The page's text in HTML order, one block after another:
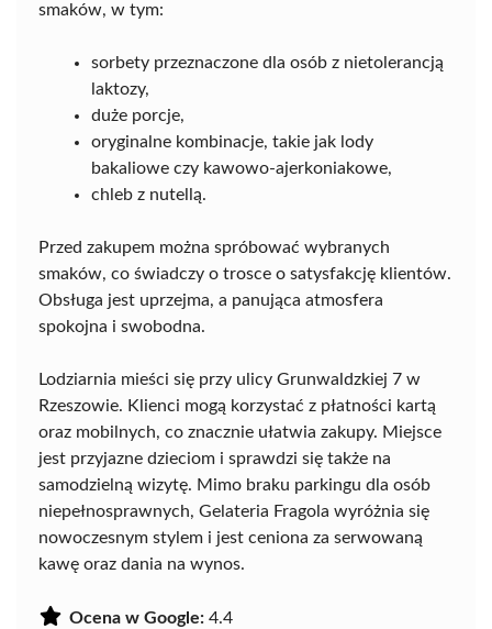
smaków, w tym:
sorbety przeznaczone dla osób z nietolerancją
laktozy,
duże porcje,
oryginalne kombinacje, takie jak lody
bakaliowe czy kawowo-ajerkoniakowe,
chleb z nutellą.
Przed zakupem można spróbować wybranych
smaków, co świadczy o trosce o satysfakcję klientów.
Obsługa jest uprzejma, a panująca atmosfera
spokojna i swobodna.
Lodziarnia mieści się przy ulicy Grunwaldzkiej 7 w
Rzeszowie. Klienci mogą korzystać z płatności kartą
oraz mobilnych, co znacznie ułatwia zakupy. Miejsce
jest przyjazne dzieciom i sprawdzi się także na
samodzielną wizytę. Mimo braku parkingu dla osób
niepełnosprawnych, Gelateria Fragola wyróżnia się
nowoczesnym stylem i jest ceniona za serwowaną
kawę oraz dania na wynos.
Ocena w Google: 4.4